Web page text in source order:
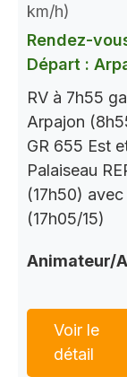
km/h)
Rendez-
Départ :
RV à 7h55
Arpajon
GR 655 Est
Palaiseau
(17h50)
(17h05/15)
Animateur/
Voir le
détail